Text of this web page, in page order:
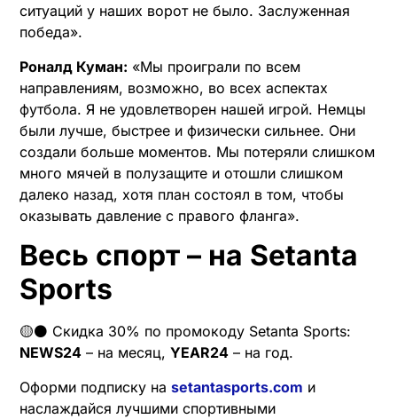
ситуаций у наших ворот не было. Заслуженная
победа».
Роналд Куман: «Мы проиграли по всем
направлениям, возможно, во всех аспектах
футбола. Я не удовлетворен нашей игрой. Немцы
были лучше, быстрее и физически сильнее. Они
создали больше моментов. Мы потеряли слишком
много мячей в полузащите и отошли слишком
далеко назад, хотя план состоял в том, чтобы
оказывать давление с правого фланга».
Весь спорт – на Setanta
Sports
🟡⚫️ Скидка 30% по промокоду Setanta Sports:
NEWS24 – на месяц, YEAR24 – на год.
Оформи подписку на setantasports.com и
наслаждайся лучшими спортивными